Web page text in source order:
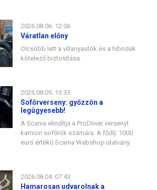
2026.08.06. 12:06
Váratlan előny
Olcsóbb lett a villanyautók és a hibridek
kötelező biztosítása.
2026.08.05. 13:33
Sofőrverseny: győzzön a
legügyesebb!
A Scania elindítja a ProDriver versenyt
kamion sofőrök számára. A fődíj: 1000
euró értékű Scania Webshop utalvány.
2026.08.04. 07:43
Hamarosan udvarolnak a